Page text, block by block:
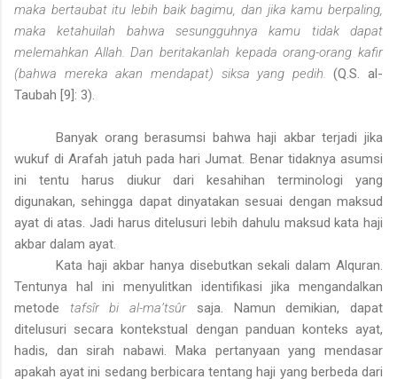
maka bertaubat itu lebih baik bagimu, dan jika kamu berpaling,
maka ketahuilah bahwa sesungguhnya kamu tidak dapat
melemahkan Allah. Dan beritakanlah kepada orang-orang kafir
(bahwa mereka akan mendapat) siksa yang pedih.
(Q.S. al-
Taubah [9]: 3).
Banyak orang berasumsi bahwa haji akbar terjadi jika
wukuf di Arafah jatuh pada hari Jumat. Benar tidaknya asumsi
ini tentu harus diukur dari kesahihan terminologi yang
digunakan, sehingga dapat dinyatakan sesuai dengan maksud
ayat di atas. Jadi harus ditelusuri lebih dahulu maksud kata haji
akbar dalam ayat.
Kata haji akbar hanya disebutkan sekali dalam Alquran.
Tentunya hal ini menyulitkan identifikasi jika mengandalkan
metode tafsîr bi al-ma’tsûrsaja. Namun demikian, dapat
ditelusuri secara kontekstual dengan panduan konteks ayat,
hadis, dan sirah nabawi. Maka pertanyaan yang mendasar
apakah ayat ini sedang berbicara tentang haji yang berbeda dari